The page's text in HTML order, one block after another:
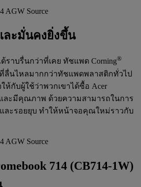
ะมั่นคงยิ่งขึ้น
ราบรื่นกว่าที่เคย ทัชแพด Corning®
ที่ลื่นไหลมากกว่าทัชแพดพลาสติกทั่วไป
ห้กับผู้ใช้ว่าพวกเขาได้ซื้อ Acer
และมีคุณภาพ ด้วยความสามารถในการ
ะรอยยุบ ทำให้หน้าจอคุณใหม่ราวกับ
714 (CB714-1W)